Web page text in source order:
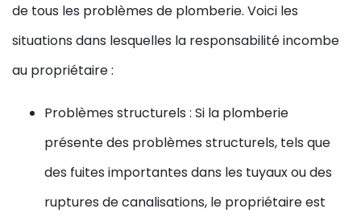
de tous les problèmes de plomberie. Voici les
situations dans lesquelles la responsabilité incombe
au propriétaire :
Problèmes structurels : Si la plomberie
présente des problèmes structurels, tels que
des fuites importantes dans les tuyaux ou des
ruptures de canalisations, le propriétaire est